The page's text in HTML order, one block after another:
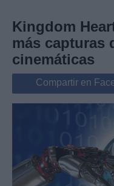
Internacional
Viajes
Kingdom
más capturas
cinemáticas
Compartir en